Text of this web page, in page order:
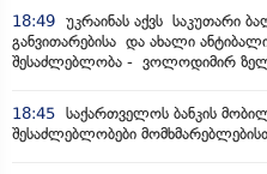
18:49 უკრაინას აქვს საკუთარი
განვითარებისა და ახალი
შესაძლებლობა - ვოლოდიმირ
18:45 საქართველოს ბანკის
შესაძლებლობები